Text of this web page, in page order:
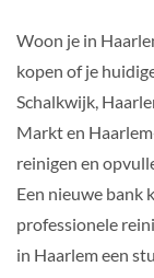
Woon je in
kopen of je
Schalkwijk,
Markt en
reinigen en
Een nieuwe bank
professionele
in Haarlem een